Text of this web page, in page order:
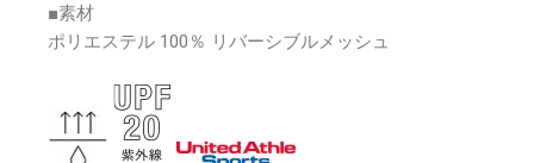
■素材
ポリエステル 100％ リバーシブルメッシュ